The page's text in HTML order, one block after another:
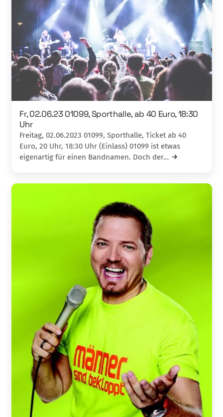
Fr, 02.06.23 01099, Sporthalle, ab 40 Euro, 18:30
Uhr
Freitag, 02.06.2023 01099, Sporthalle, Ticket ab 40
Euro, 20 Uhr, 18:30 Uhr (Einlass) 01099 ist etwas
eigenartig für einen Bandnamen. Doch der…